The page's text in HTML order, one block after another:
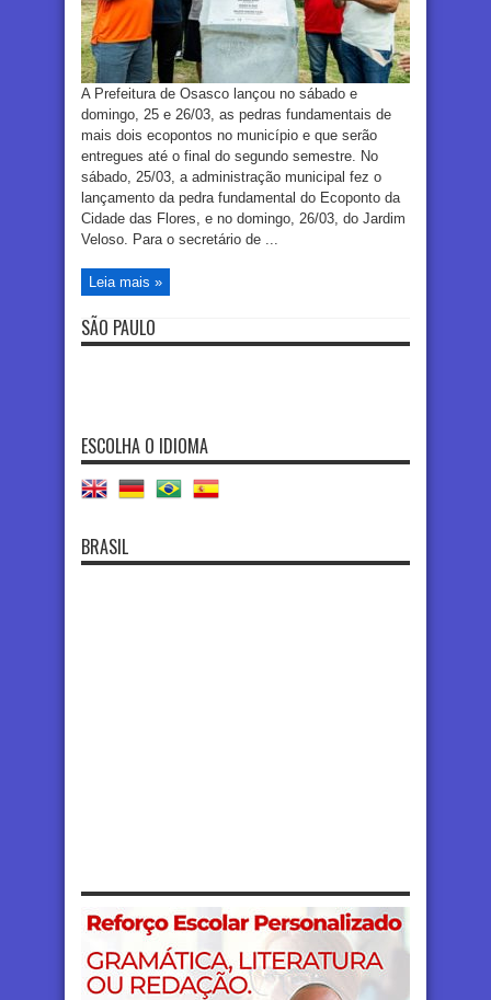
A Prefeitura de Osasco lançou no sábado e
domingo, 25 e 26/03, as pedras fundamentais de
mais dois ecopontos no município e que serão
entregues até o final do segundo semestre. No
sábado, 25/03, a administração municipal fez o
lançamento da pedra fundamental do Ecoponto da
Cidade das Flores, e no domingo, 26/03, do Jardim
Veloso. Para o secretário de ...
Leia mais »
SÃO PAULO
ESCOLHA O IDIOMA
BRASIL